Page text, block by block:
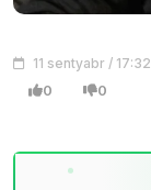
11 sentyabr / 17:32
0 0